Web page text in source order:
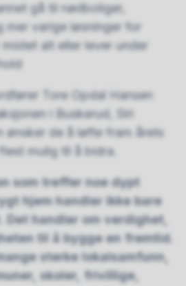
gå til nødboliger,
mer varige løsninger for
alt eller lever under
Tore Opdal Hansen
i Buskerud, Siri
ønsker de å løfte fram årets
mulig til å bidra.
som treffer noe dypt
hjem handler ikke bare
Det handler om verdighet,
til å bygge en fremtid.
sterke lokalsamfunn,
skoler, frivillige,